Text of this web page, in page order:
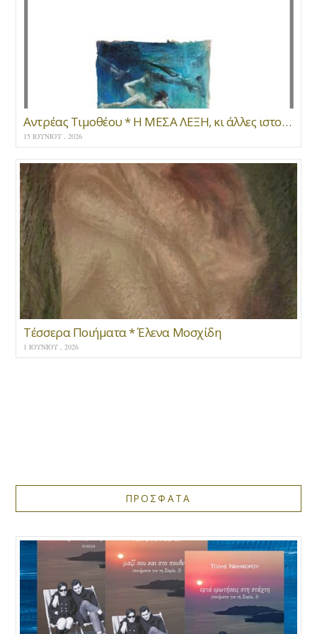
Αντρέας Τιμοθέου * Η ΜΕΣΑ ΛΕΞΗ, κι άλλες ιστορίες του βυθού
15 ΙΟΥΝΊΟΥ , 2026
Τέσσερα Ποιήματα * Έλενα Μοσχίδη
1 ΙΟΥΝΊΟΥ , 2026
ΠΡΟΣΦΑΤΑ